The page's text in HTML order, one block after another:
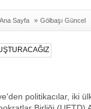
Ana Sayfa » Gölbaşı Güncel
politikacılar, iki